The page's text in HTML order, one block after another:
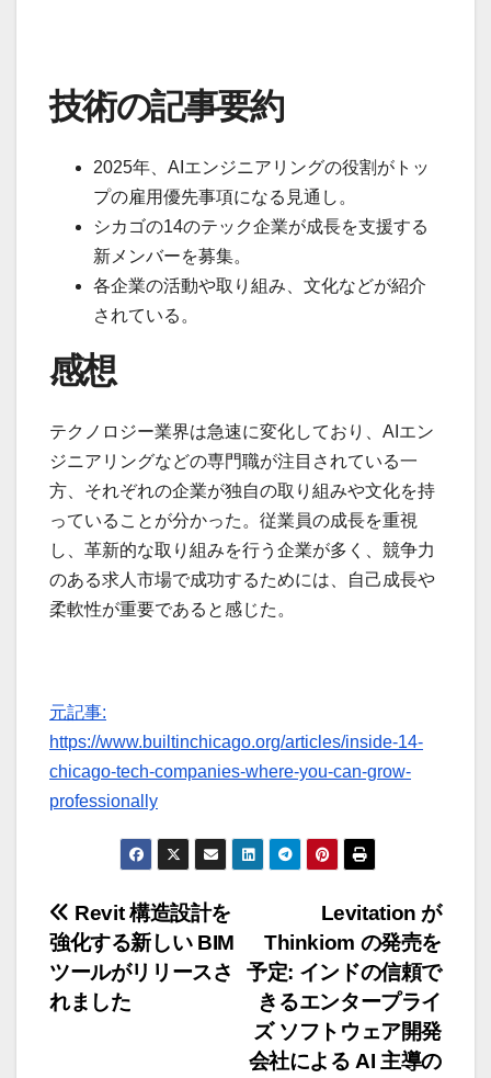
技術の記事要約
2025年、AIエンジニアリングの役割がトッ
プの雇用優先事項になる見通し。
シカゴの14のテック企業が成長を支援する
新メンバーを募集。
各企業の活動や取り組み、文化などが紹介
されている。
感想
テクノロジー業界は急速に変化しており、AIエン
ジニアリングなどの専門職が注目されている一
方、それぞれの企業が独自の取り組みや文化を持
っていることが分かった。従業員の成長を重視
し、革新的な取り組みを行う企業が多く、競争力
のある求人市場で成功するためには、自己成長や
柔軟性が重要であると感じた。
元記事:
https://www.builtinchicago.org/articles/inside-14-
chicago-tech-companies-where-you-can-grow-
professionally
投
稿
ナ
Levitation が
Thinkiom の発売を
予定: インドの信頼で
きるエンタープライ
ズ ソフトウェア開発
会社による AI 主導の
Revit 構造設計を
強化する新しい BIM
ツールがリリースさ
れました